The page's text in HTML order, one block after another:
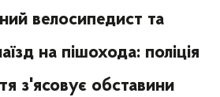
велосипедист та
на пішохода: поліція
з'ясовує обставини